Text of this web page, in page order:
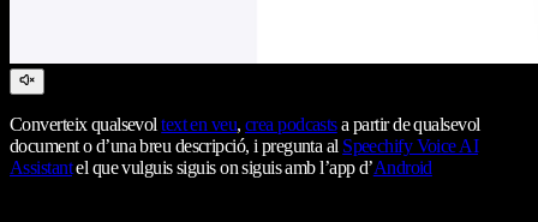
Converteix qualsevoltext en veu, crea podcastsa partir de qualsevol
document o d’una breu descripció, i pregunta al Speechify Voice AI
Assistantel que vulguis siguis on siguis amb l’app d’Android